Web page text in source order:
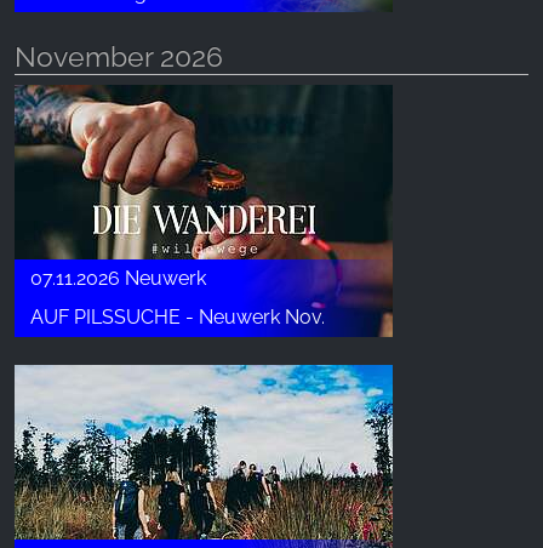
November 2026
07.11.2026 Neuwerk
AUF PILSSUCHE - Neuwerk Nov.